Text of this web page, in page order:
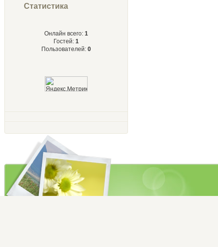
Статистика
Онлайн всего: 1
Гостей: 1
Пользователей: 0